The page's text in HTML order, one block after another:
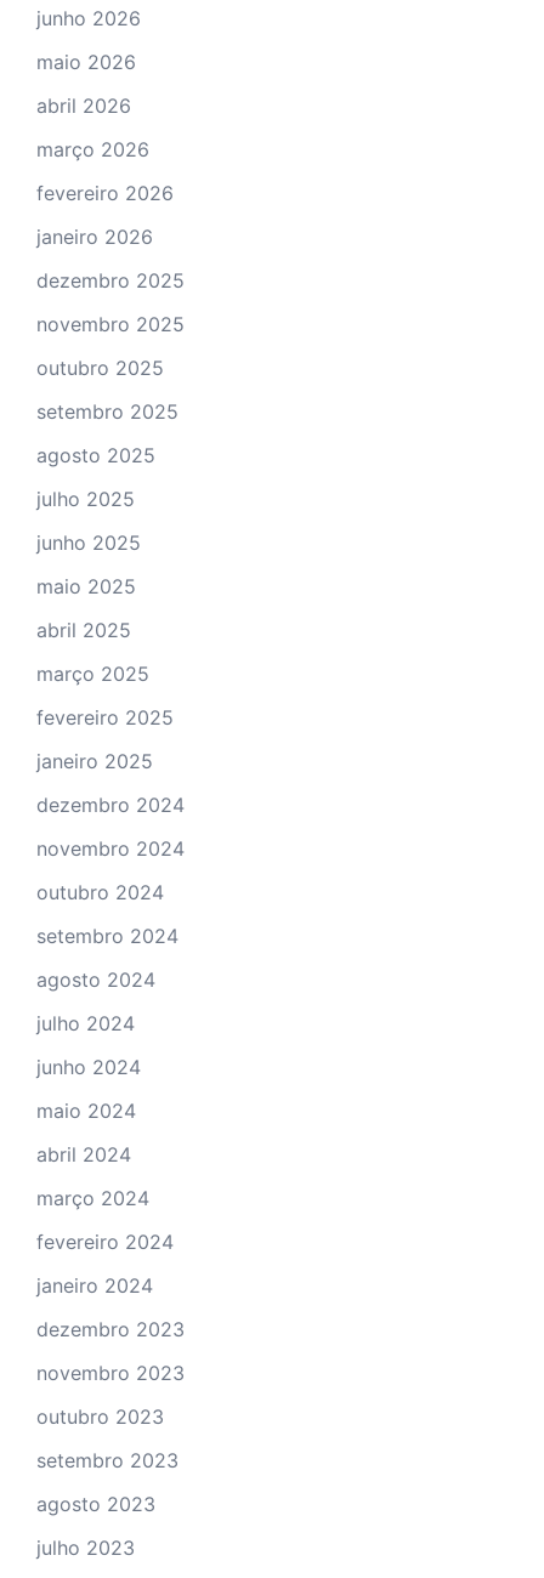
junho 2026
maio 2026
abril 2026
março 2026
fevereiro 2026
janeiro 2026
dezembro 2025
novembro 2025
outubro 2025
setembro 2025
agosto 2025
julho 2025
junho 2025
maio 2025
abril 2025
março 2025
fevereiro 2025
janeiro 2025
dezembro 2024
novembro 2024
outubro 2024
setembro 2024
agosto 2024
julho 2024
junho 2024
maio 2024
abril 2024
março 2024
fevereiro 2024
janeiro 2024
dezembro 2023
novembro 2023
outubro 2023
setembro 2023
agosto 2023
julho 2023